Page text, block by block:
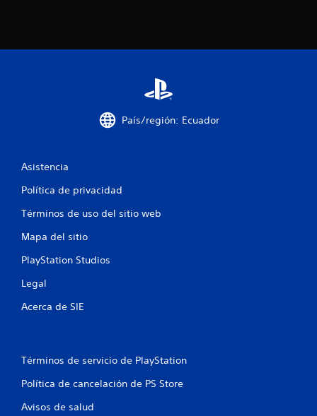
e
País/región: Ecuador
Asistencia
Política de privacidad
Términos de uso del sitio web
Mapa del sitio
PlayStation Studios
Legal
Acerca de SIE
Términos de servicio de PlayStation
Política de cancelación de PS Store
Avisos de salud